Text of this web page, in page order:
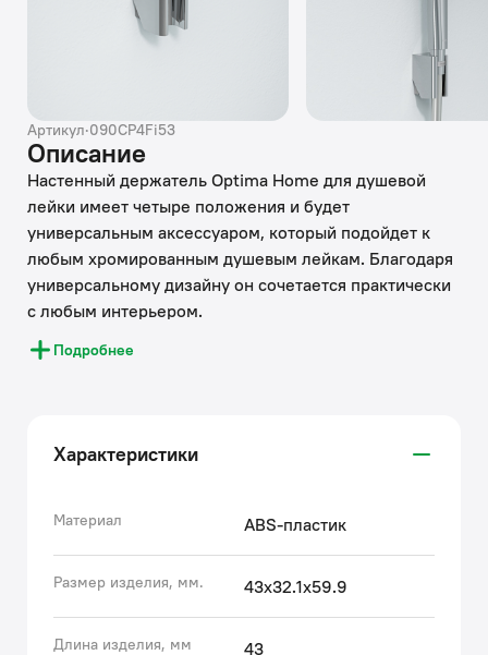
Артикул·090CP4Fi53
Описание
Настенный держатель Optima Home для душевой
лейки имеет четыре положения и будет
универсальным аксессуаром, который подойдет к
любым хромированным душевым лейкам. Благодаря
универсальному дизайну он сочетается практически
с любым интерьером.
Держатель имеет 4 фиксированных положения, что
члена семьи.
царапины не будут видны даже в случае
Хромированное покрытие держателя устойчиво к
коррозии, появлению царапин, сколов и
потускнению. На протяжении многих лет он будет
Подробнее
Характеристики
Материал ABS-пластик
Размер изделия, мм. 43x32.1x59.9
Длина изделия, мм 43